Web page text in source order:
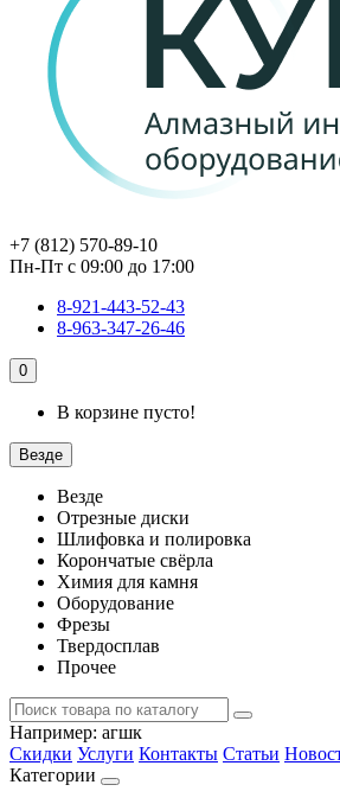
+7 (812) 570-89-10
Пн-Пт с 09:00 до 17:00
8-921-443-52-43
8-963-347-26-46
0
В корзине пусто!
Везде
Везде
Отрезные диски
Шлифовка и полировка
Корончатые свёрла
Химия для камня
Оборудование
Фрезы
Твердосплав
Прочее
Например: агшк
Скидки Услуги Контакты Статьи
Категории